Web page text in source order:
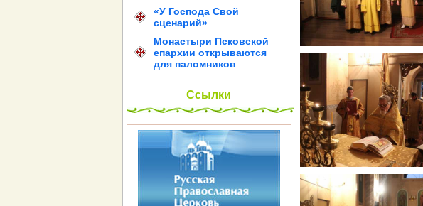
«У Господа Свой
сценарий»
Монастыри Псковской
епархии открываются
для паломников
Ссылки